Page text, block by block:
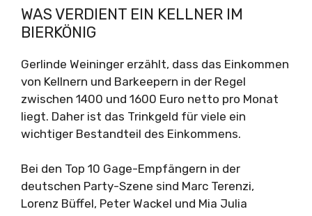
WAS VERDIENT EIN KELLNER IM
BIERKÖNIG
Gerlinde Weininger erzählt, dass das Einkommen
von Kellnern und Barkeepern in der Regel
zwischen 1400 und 1600 Euro netto pro Monat
liegt. Daher ist das Trinkgeld für viele ein
wichtiger Bestandteil des Einkommens.
Bei den Top 10 Gage-Empfängern in der
deutschen Party-Szene sind Marc Terenzi,
Lorenz Büffel, Peter Wackel und Mia Julia